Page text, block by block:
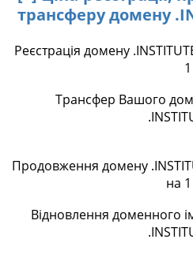
трансферу домену
Реєстрація домену
Трансфер Вашого
Продовження домену
на 1
Відновлення доменного